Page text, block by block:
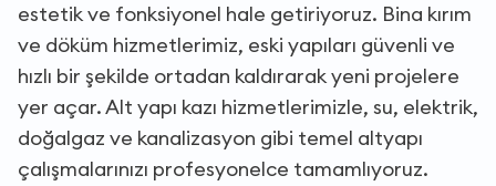
estetik ve fonksiyonel hale getiriyoruz. Bina kırım
ve döküm hizmetlerimiz, eski yapıları güvenli ve
hızlı bir şekilde ortadan kaldırarak yeni projelere
yer açar. Alt yapı kazı hizmetlerimizle, su, elektrik,
doğalgaz ve kanalizasyon gibi temel altyapı
çalışmalarınızı profesyonelce tamamlıyoruz.